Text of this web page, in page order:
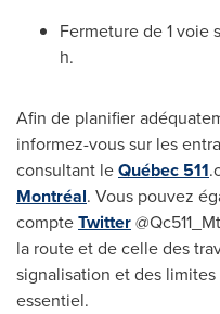
Fermeture de 1 voie
h.
Afin de planifier
informez-vous sur les
consultant leQuébec 511
Montréal. Vous pouvez
compteTwitter
la route et de celle des
signalisation et des
essentiel.